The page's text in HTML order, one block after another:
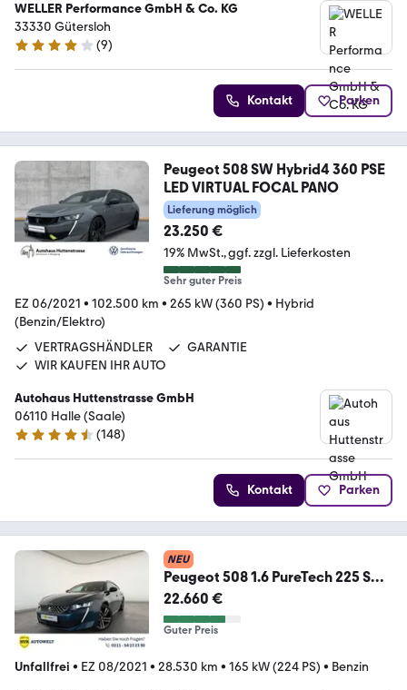
WELLER Performance GmbH & Co. KG
33330 Gütersloh
4.2 Sterne
(9)
Kontakt Parken
Peugeot 508 SW Hybrid4 360 PSE
LED VIRTUAL FOCAL PANO
Lieferung möglich
23.250 €
19% MwSt. ggf. zzgl. Lieferkosten
Sehr guter Preis
EZ 06/2021 • 102.500 km • 265 kW (360 PS) • Hybrid
(Benzin/Elektro)
VERTRAGSHÄNDLER
GARANTIE
WIR KAUFEN IHR AUTO
Autohaus Huttenstrasse GmbH
06110 Halle (Saale)
4.7 Sterne
(148)
Kontakt Parken
NEU
Peugeot 508 1.6 PureTech 225 SW
GT Pack LED+NAVI+AHK+BC
22.660 €
Guter Preis
Unfallfrei • EZ 08/2021 • 28.530 km • 165 kW (224 PS) • Benzin